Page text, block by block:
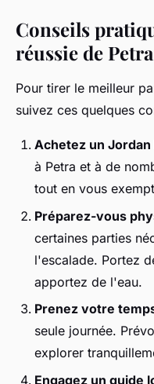
Conseils
réussie de Petra
Pour tirer le meilleur
suivez ces quelques
Achetez un Jordan
à Petra et à de
tout en vous
Préparez-vous
certaines parties
l'escalade. Portez
apportez de l'eau.
Prenez votre
seule journée.
explorer
Engagez un guide